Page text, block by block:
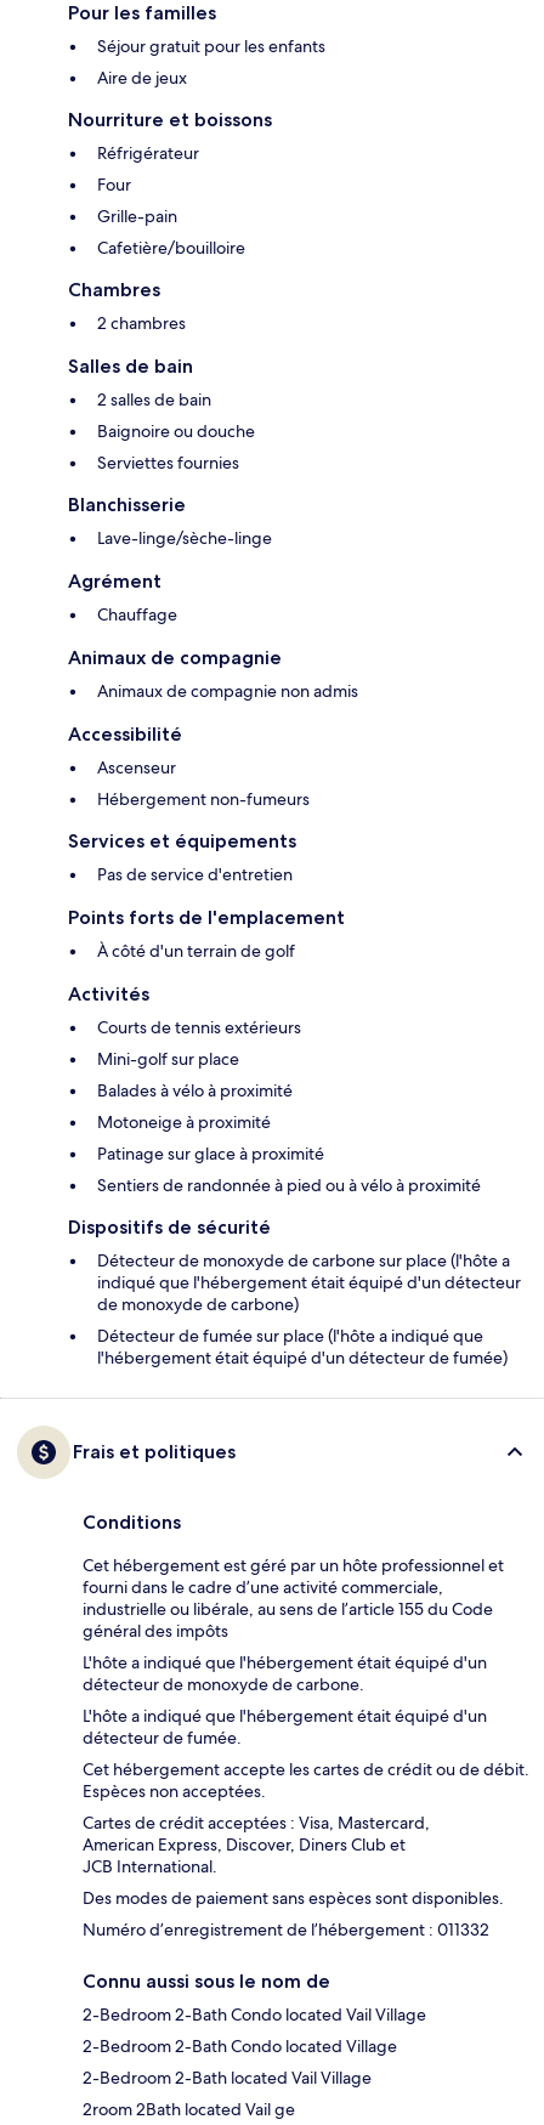
Pour les familles
Séjour gratuit pour les enfants
Aire de jeux
Nourriture et boissons
Réfrigérateur
Four
Grille-pain
Cafetière/bouilloire
Chambres
2 chambres
Salles de bain
2 salles de bain
Baignoire ou douche
Serviettes fournies
Blanchisserie
Lave-linge/sèche-linge
Agrément
Chauffage
Animaux de compagnie
Animaux de compagnie non admis
Accessibilité
Ascenseur
Hébergement non-fumeurs
Services et équipements
Pas de service d'entretien
Points forts de l'emplacement
À côté d'un terrain de golf
Activités
Courts de tennis extérieurs
Mini-golf sur place
Balades à vélo à proximité
Motoneige à proximité
Patinage sur glace à proximité
Sentiers de randonnée à pied ou à vélo à proximité
Dispositifs de sécurité
Détecteur de monoxyde de carbone sur place (l'hôte a
indiqué que l'hébergement était équipé d'un détecteur
de monoxyde de carbone)
Détecteur de fumée sur place (l'hôte a indiqué que
l'hébergement était équipé d'un détecteur de fumée)
Frais et politiques
Conditions
Cet hébergement est géré par un hôte professionnel et
fourni dans le cadre d’une activité commerciale,
industrielle ou libérale, au sens de l’article 155 du Code
général des impôts
L'hôte a indiqué que l'hébergement était équipé d'un
détecteur de monoxyde de carbone.
L'hôte a indiqué que l'hébergement était équipé d'un
détecteur de fumée.
Cet hébergement accepte les cartes de crédit ou de débit.
Espèces non acceptées.
Cartes de crédit acceptées : Visa, Mastercard,
American Express, Discover, Diners Club et
JCB International.
Des modes de paiement sans espèces sont disponibles.
Numéro d’enregistrement de l’hébergement : 011332
Connu aussi sous le nom de
2-Bedroom 2-Bath Condo located Vail Village
2-Bedroom 2-Bath Condo located Village
2-Bedroom 2-Bath located Vail Village
2room 2Bath located Vail ge